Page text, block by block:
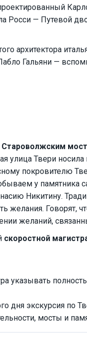
Росси — Путевой
архитектора
Гальяни —
Староволжским
улица Твери носила
покровителю
у памятника
Никитину.
желания. Говорят,
желаний,
скоростной
указывать
дня экскурсия по
мосты и